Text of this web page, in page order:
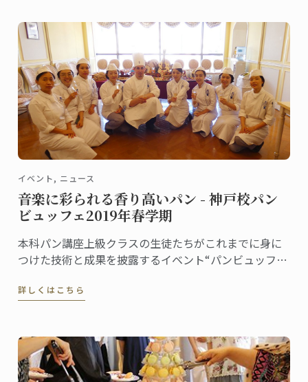
イベント, ニュース
音楽に彩られる香り高いパン - 神戸校パン
ビュッフェ2019年春学期
本科パン講座上級クラスの生徒たちがこれまでに身に
つけた技術と成果を披露するイベント“パンビュッフ
ズのパンをプレゼンテーションします。6月に神戸校で
詳しくはこちら